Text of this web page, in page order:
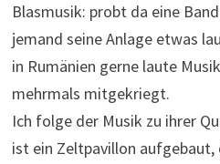
Blasmusik: probt da eine
jemand seine Anlage etwas
in Rumänien gerne laute
mehrmals mitgekriegt.
Ich folge der Musik zu ihrer
ist ein Zeltpavillon